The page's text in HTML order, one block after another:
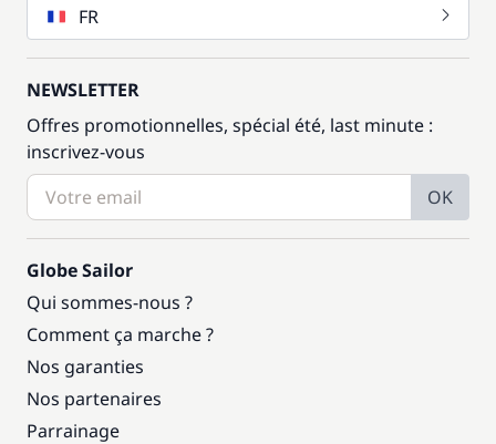
FR
NEWSLETTER
Offres promotionnelles, spécial été, last minute :
inscrivez-vous
OK
Globe Sailor
Qui sommes-nous ?
Comment ça marche ?
Nos garanties
Nos partenaires
Parrainage